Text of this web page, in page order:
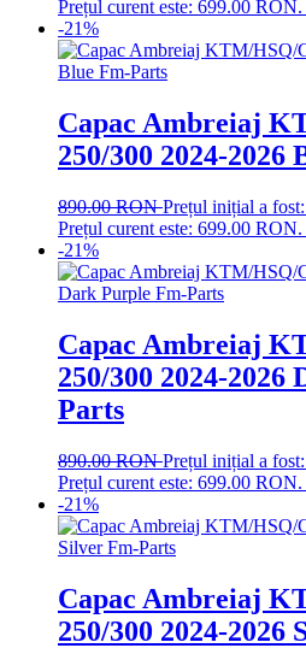
Prețul curent este: 699.00 RON.
-21%
Capac Ambreiaj
250/300 2024-2026
890.00RONPrețul inițial a
Prețul curent este: 699.00 RON.
-21%
Capac Ambreiaj
250/300 2024-
Parts
890.00RONPrețul inițial a
Prețul curent este: 699.00 RON.
-21%
Capac Ambreiaj
250/300 2024-2026